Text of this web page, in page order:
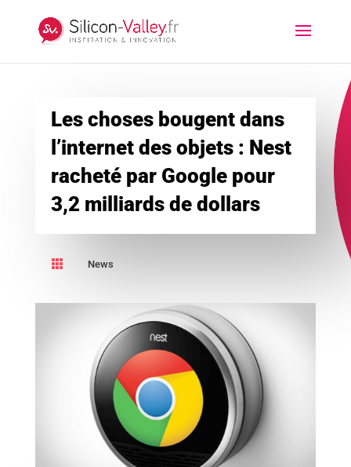
Les choses bougent dans
l’internet des objets : Nest
racheté par Google pour
3,2 milliards de dollars
 News